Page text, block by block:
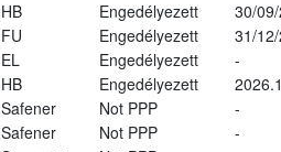
HB Engedélyezett
30/
FU Engedélyezett
31/
EL Engedélyezett
-
HB Engedélyezett
Safener Not PPP
-
Safener Not PPP
-